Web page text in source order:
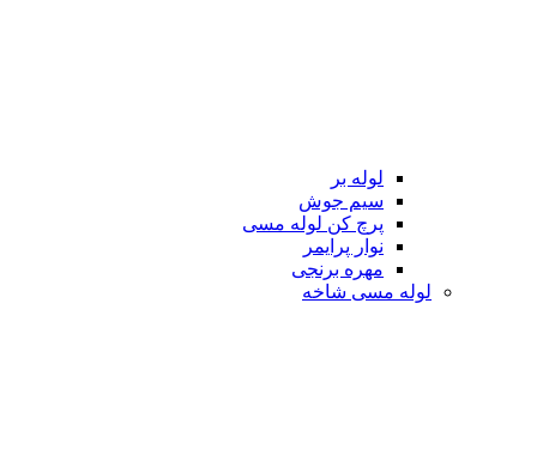
لوله بر
سیم جوش
پرچ کن لوله مسی
نوار پرایمر
مهره برنجی
لوله مسی شاخه